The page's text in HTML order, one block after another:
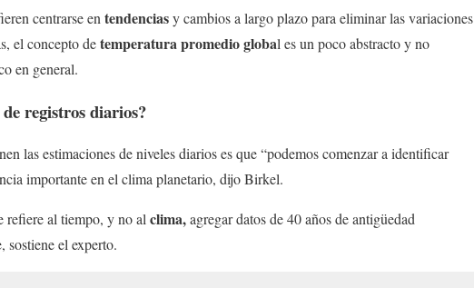
centrarse en tendenciasy cambios a largo plazo para eliminar las variaciones
el concepto detemperatura promedio global es un poco abstracto y no
en general.
registros diarios?
las estimaciones de niveles diarios es que “podemos comenzar a identificar
importante en el clima planetario, dijo Birkel.
refiere al tiempo, y no alclima,agregar datos de 40 años de antigüedad
el experto.